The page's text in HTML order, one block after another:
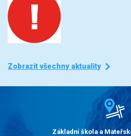
Zobrazit všechny aktuality
Základní škola a